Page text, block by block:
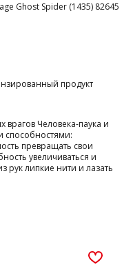
Ghost Spider (1435) 82645
продукт
врагов Человека-паука и
превращать свои
увеличиваться и
рук липкие нити и лазать